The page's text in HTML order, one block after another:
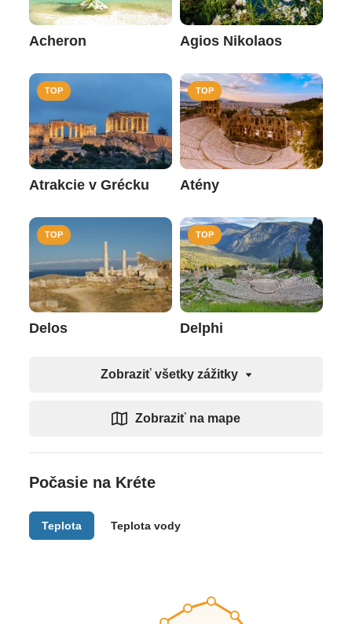
Acheron Agios Nikolaos
TOP
Atrakcie v Grécku
TOP
Atény
TOP
Delos
TOP
Delphi
Zobraziť všetky zážitky
Zobraziť na mape
Počasie na Kréte
Teplota Teplota vody